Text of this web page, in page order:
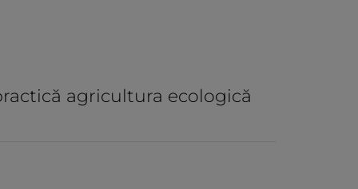
agricultura ecologică